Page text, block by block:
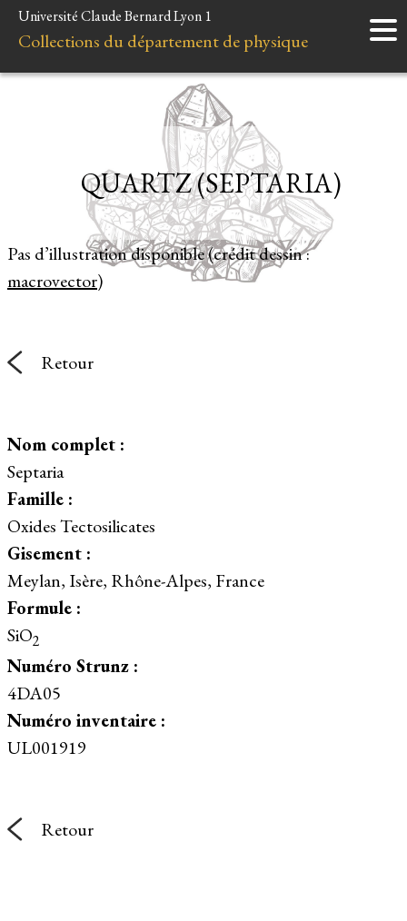
Accueil
Instruments
Liens et ressources
Université Claude Bernard Lyon 1
Collections du département de physique
Pas d’illustration disponible (crédit dessin :
macrovector)
QUARTZ (SEPTARIA)
Retour
Nom complet :
Septaria
Famille :
Oxides Tectosilicates
Gisement :
Meylan, Isère, Rhône-Alpes, France
Formule :
SiO2
Numéro Strunz :
4DA05
Numéro inventaire :
UL001919
Retour